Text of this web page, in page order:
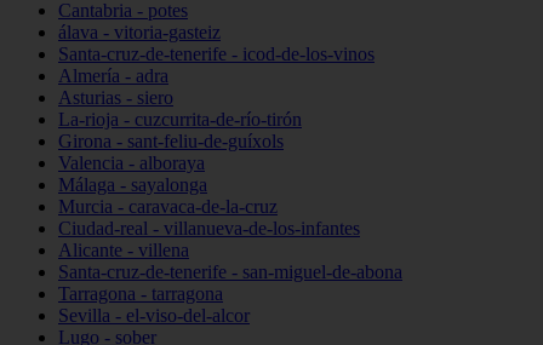
Cantabria - potes
álava - vitoria-gasteiz
Santa-cruz-de-tenerife - icod-de-los-vinos
Almería - adra
Asturias - siero
La-rioja - cuzcurrita-de-río-tirón
Girona - sant-feliu-de-guíxols
Valencia - alboraya
Málaga - sayalonga
Murcia - caravaca-de-la-cruz
Ciudad-real - villanueva-de-los-infantes
Alicante - villena
Santa-cruz-de-tenerife - san-miguel-de-abona
Tarragona - tarragona
Sevilla - el-viso-del-alcor
Lugo - sober